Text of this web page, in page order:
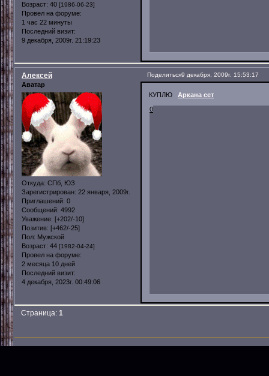
Возраст: 40 [1986-06-23]
Провел на форуме:
1 час 22 минуты
Последний визит:
9 декабря, 2009г. 21:19:23
Поделиться9 декабря, 2009г. 15:53:17
Алексей
Аватар
Откуда: СПб, ЮЗ
Зарегистрирован: 22 января, 2009г.
Приглашений: 0
Сообщений: 4992
Уважение: [+202/-10]
Позитив: [+462/-25]
Пол: Мужской
Возраст: 44 [1982-04-24]
Провел на форуме:
2 месяца 10 дней
Последний визит:
4 декабря, 2023г. 00:49:06
КУПЛЮ Аркана сет
0
Страница:1